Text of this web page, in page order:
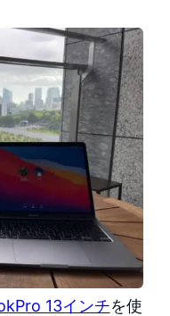
13インチを使